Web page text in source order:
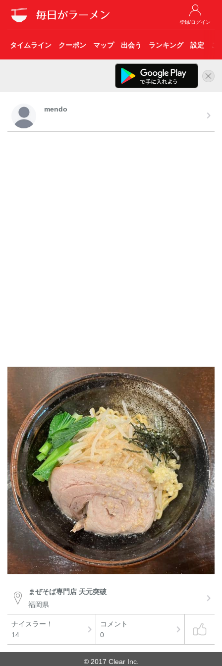
登録/ログイン
タイムライン クーポン マップ 出会う ランキング 設定 こ
mendo
まぜそば専門店 天元突破
福岡県
ナイスラー！
14
コメント
0
© 2017 Clear Inc.